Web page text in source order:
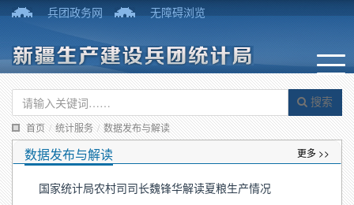
兵团政务网 无障碍浏览
搜索
首页 / 统计服务 / 数据发布与解读
数据发布与解读 更多 >>
国家统计局农村司司长魏锋华解读夏粮生产情况